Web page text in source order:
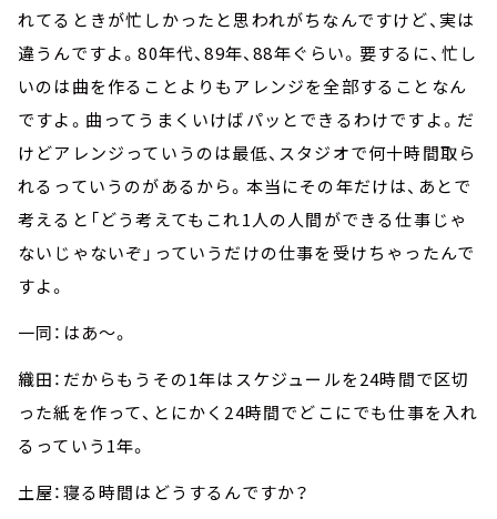
れてるときが忙しかったと思われがちなんですけど、実は
違うんですよ。80年代、89年、88年ぐらい。要するに、忙し
いのは曲を作ることよりもアレンジを全部することなん
ですよ。曲ってうまくいけばパッとできるわけですよ。だ
けどアレンジっていうのは最低、スタジオで何十時間取ら
れるっていうのがあるから。本当にその年だけは、あとで
考えると「どう考えてもこれ1人の人間ができる仕事じゃ
ないじゃないぞ」っていうだけの仕事を受けちゃったんで
すよ。
一同：はあ～。
織田：だからもうその1年はスケジュールを24時間で区切
った紙を作って、とにかく24時間でどこにでも仕事を入れ
るっていう1年。
土屋：寝る時間はどうするんですか？